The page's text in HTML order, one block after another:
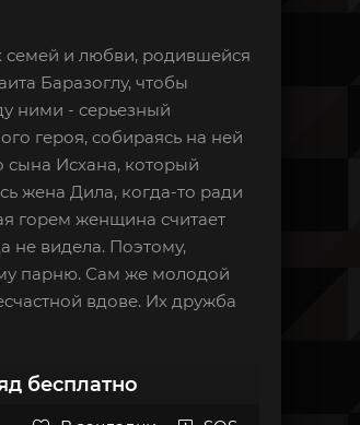
семей и любви, родившейся
Баразоглу, чтобы
ними - серьезный
героя, собираясь на ней
сына Исхана, который
жена Дила, когда-то ради
горем женщина считает
не видела. Поэтому,
парню. Сам же молодой
вдове. Их дружба
бесплатно